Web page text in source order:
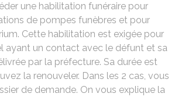
une habilitation funéraire pour
de pompes funèbres et pour
Cette habilitation est exigée pour
ayant un contact avec le défunt et sa
par la préfecture. Sa durée est
la renouveler. Dans les 2 cas, vous
de demande. On vous explique la